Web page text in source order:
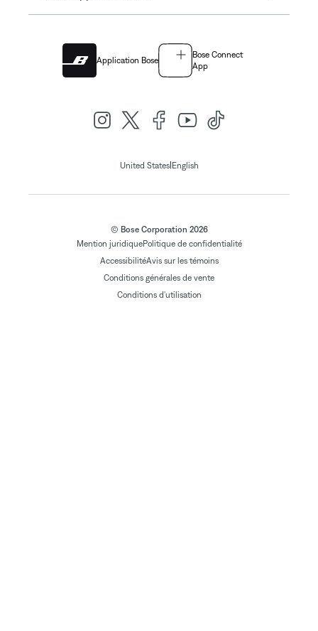
Application Bose
Bose Connect
App
United States| English
© Bose Corporation 2026
Mention juridiquePolitique de confidentialité
AccessibilitéAvis sur les témoins
Conditions générales de vente
Conditions d'utilisation